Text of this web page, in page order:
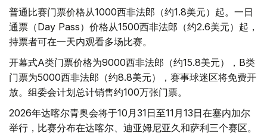
普通比赛门票价格从1000西非法郎（约1.8美元）起。一日
通票（Day Pass）价格从1500西非法郎（约2.6美元）起，
持票者可在一天内观看多场比赛。
开幕式A类门票价格为9000西非法郎（约15.8美元），B类
门票为5000西非法郎（约8.8美元），赛事球迷区将免费开
放。组委会计划总计销售约100万张门票。
2026年达喀尔青奥会将于10月31日至11月13日在塞内加尔
举行，比赛分布在达喀尔、迪亚姆尼亚久和萨利三个赛区。